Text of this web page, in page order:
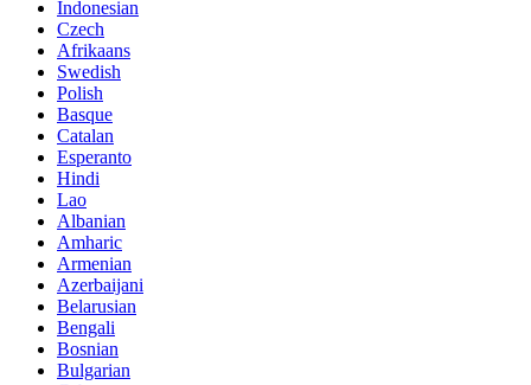
Indonesian
Czech
Afrikaans
Swedish
Polish
Basque
Catalan
Esperanto
Hindi
Lao
Albanian
Amharic
Armenian
Azerbaijani
Belarusian
Bengali
Bosnian
Bulgarian